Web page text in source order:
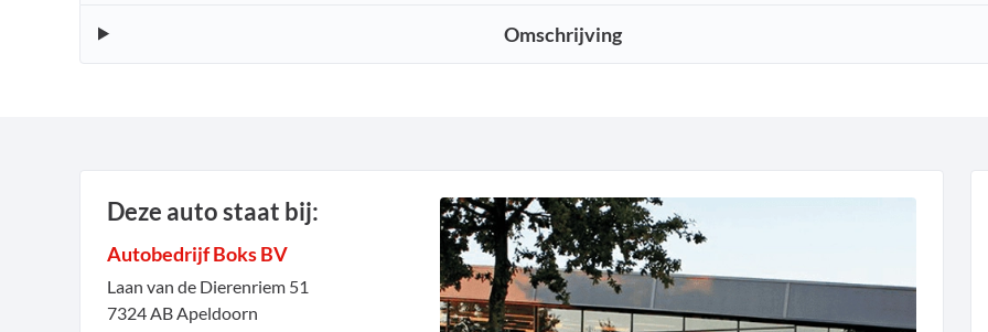
Omschrijving
Deze auto staat bij:
Autobedrijf Boks BV
Laan van de Dierenriem 51
7324 AB Apeldoorn